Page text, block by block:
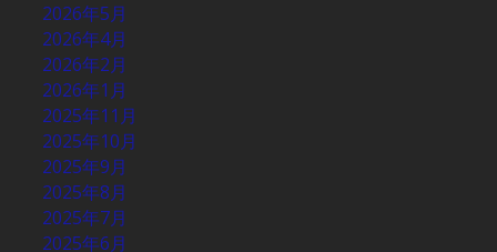
2026年5月
2026年4月
2026年2月
2026年1月
2025年11月
2025年10月
2025年9月
2025年8月
2025年7月
2025年6月